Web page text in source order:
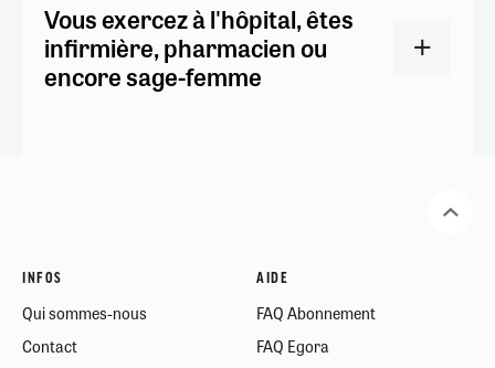
Vous exercez à l'hôpital, êtes
infirmière, pharmacien ou
encore sage-femme
INFOS
Qui sommes-nous
Contact
AIDE
FAQ Abonnement
FAQ Egora